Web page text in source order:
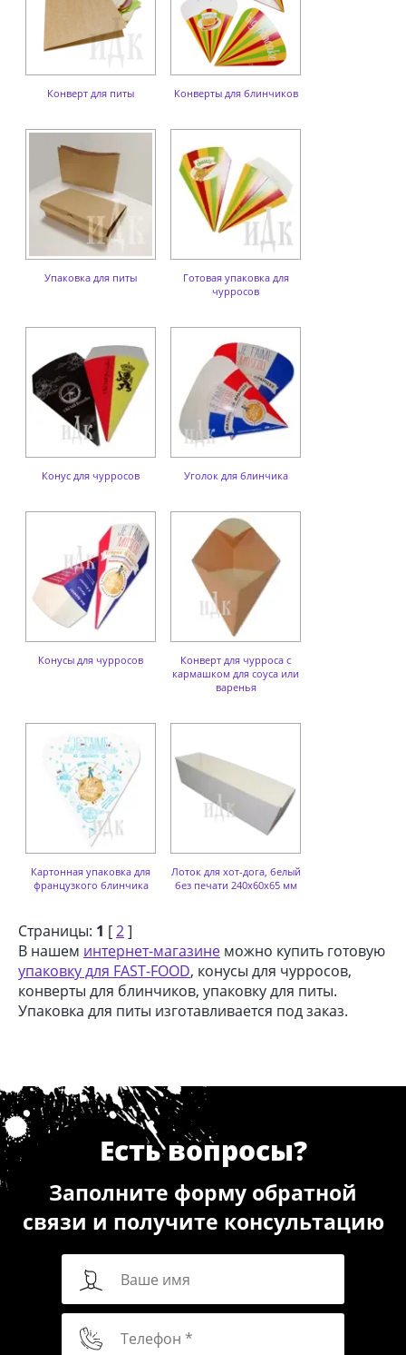
Конверт для питы Конверты для блинчиков
Упаковка для питы
Готовая упаковка для
чурросов
Конус для чурросов Уголок для блинчика
Конусы для чурросов
Конверт для чурроса с
кармашком для соуса или
варенья
Картонная упаковка для
французкого блинчика
Лоток для хот-дога, белый
без печати 240х60х65 мм
Страницы: 1 [2]
В нашем интернет-магазине можно купить готовую
упаковку для FAST-FOOD, конусы для чурросов,
конверты для блинчиков, упаковку для питы.
Упаковка для питы изготавливается под заказ.
Есть вопросы?
Заполните форму обратной
связи и получите консультацию